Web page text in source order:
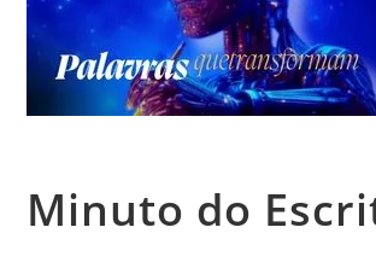
Minuto do